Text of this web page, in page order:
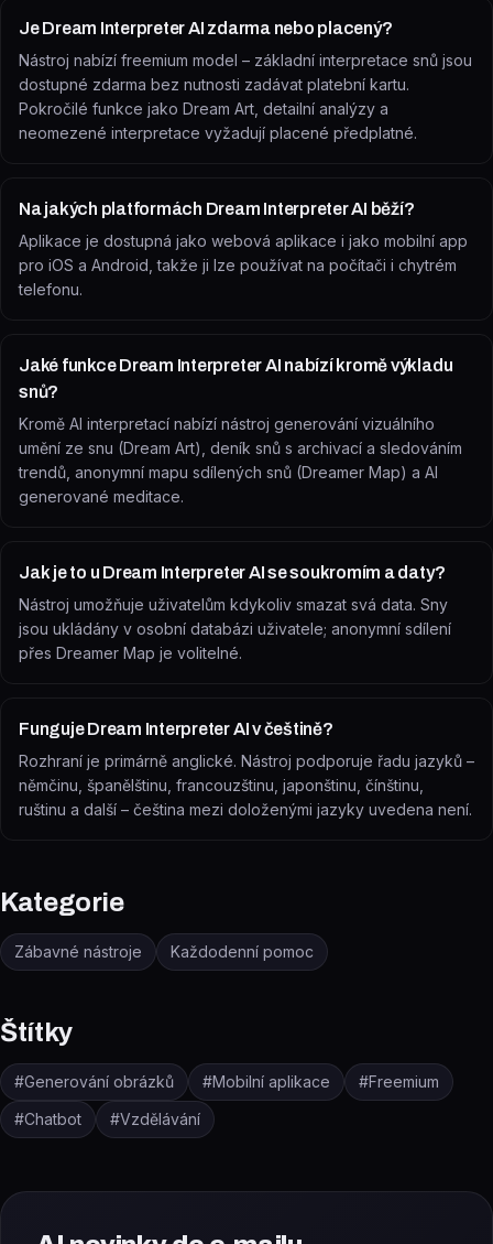
Je Dream Interpreter AI zdarma nebo placený?
Nástroj nabízí freemium model – základní interpretace snů jsou
dostupné zdarma bez nutnosti zadávat platební kartu.
Pokročilé funkce jako Dream Art, detailní analýzy a
neomezené interpretace vyžadují placené předplatné.
Na jakých platformách Dream Interpreter AI běží?
Aplikace je dostupná jako webová aplikace i jako mobilní app
pro iOS a Android, takže ji lze používat na počítači i chytrém
telefonu.
Jaké funkce Dream Interpreter AI nabízí kromě výkladu
snů?
Kromě AI interpretací nabízí nástroj generování vizuálního
umění ze snu (Dream Art), deník snů s archivací a sledováním
trendů, anonymní mapu sdílených snů (Dreamer Map) a AI
generované meditace.
Jak je to u Dream Interpreter AI se soukromím a daty?
Nástroj umožňuje uživatelům kdykoliv smazat svá data. Sny
jsou ukládány v osobní databázi uživatele; anonymní sdílení
přes Dreamer Map je volitelné.
Funguje Dream Interpreter AI v češtině?
Rozhraní je primárně anglické. Nástroj podporuje řadu jazyků –
němčinu, španělštinu, francouzštinu, japonštinu, čínštinu,
ruštinu a další – čeština mezi doloženými jazyky uvedena není.
Kategorie
Zábavné nástroje Každodenní pomoc
Štítky
#Generování obrázků #Mobilní aplikace #Freemium
#Chatbot #Vzdělávání